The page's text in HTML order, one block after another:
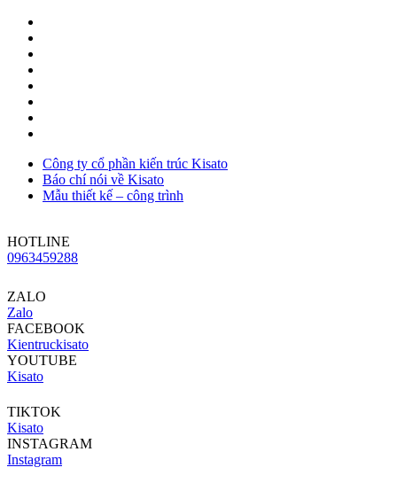
Công ty cổ phần kiến trúc Kisato
Báo chí nói về Kisato
Mẫu thiết kế – công trình
HOTLINE
0963459288
ZALO
Zalo
FACEBOOK
Kientruckisato
YOUTUBE
Kisato
TIKTOK
Kisato
INSTAGRAM
Instagram